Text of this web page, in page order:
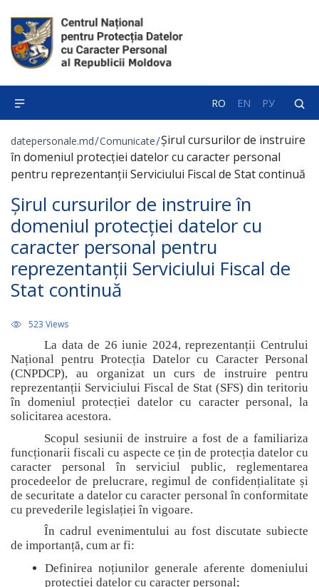
RO EN РУ
datepersonale.md/Comunicate/Șirul cursurilor de instruire
în domeniul protecției datelor cu caracter personal
pentru reprezentanții Serviciului Fiscal de Stat continuă
Șirul cursurilor de instruire în
domeniul protecției datelor cu
caracter personal pentru
reprezentanții Serviciului Fiscal de
Stat continuă
523 Views
La data de 26 iunie 2024, reprezentanții Centrului
Național pentru Protecția Datelor cu Caracter Personal
(CNPDCP), au organizat un curs de instruire pentru
reprezentanții Serviciului Fiscal de Stat (SFS) din teritoriu
în domeniul protecției datelor cu caracter personal, la
solicitarea acestora.
Scopul sesiunii de instruire a fost de a familiariza
funcționarii fiscali cu aspecte ce țin de protecția datelor cu
caracter personal în serviciul public, reglementarea
procedeelor de prelucrare, regimul de confidențialitate și
de securitate a datelor cu caracter personalîn conformitate
cu prevederile legislației în vigoare.
În cadrul evenimentului au fost discutate subiecte
de importanță, cum ar fi:
Definirea noțiunilor generale aferente domeniului
protecției datelor cu caracter personal;